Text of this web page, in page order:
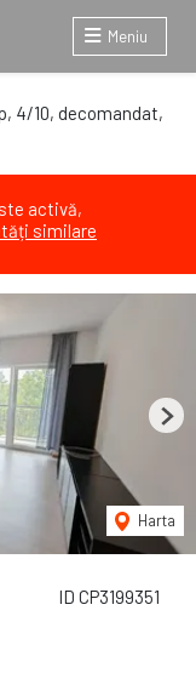
Meniu
4/10, decomandat,
activă,
similare
ID CP3199351
Harta
Next